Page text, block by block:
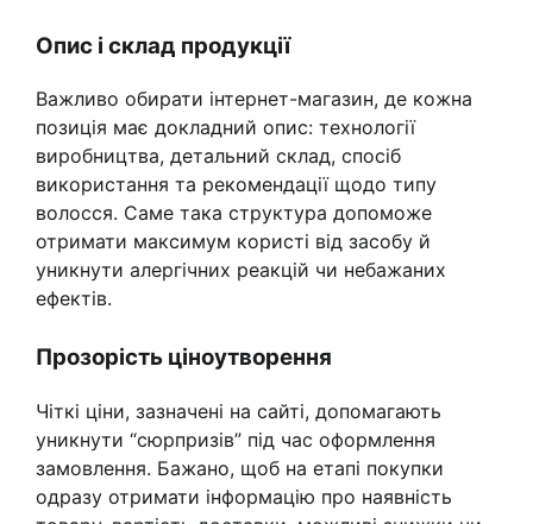
Опис і склад продукції
Важливо обирати інтернет-магазин, де кожна
позиція має докладний опис: технології
виробництва, детальний склад, спосіб
використання та рекомендації щодо типу
волосся. Саме така структура допоможе
отримати максимум користі від засобу й
уникнути алергічних реакцій чи небажаних
ефектів.
Прозорість ціноутворення
Чіткі ціни, зазначені на сайті, допомагають
уникнути “сюрпризів” під час оформлення
замовлення. Бажано, щоб на етапі покупки
одразу отримати інформацію про наявність